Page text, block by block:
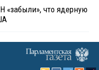
«забыли», что ядерную